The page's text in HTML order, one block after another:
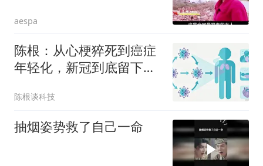
aespa
陈根：从心梗猝死到癌症
年轻化，新冠到底留下了
陈根谈科技
抽烟姿势救了自己一命